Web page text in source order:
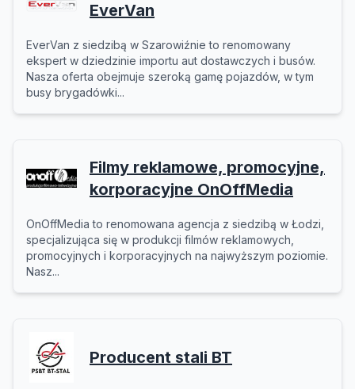
EverVan
EverVan z siedzibą w Szarowiźnie to renomowany
ekspert w dziedzinie importu aut dostawczych i busów.
Nasza oferta obejmuje szeroką gamę pojazdów, w tym
busy brygadówki...
Filmy reklamowe, promocyjne,
korporacyjne OnOffMedia
OnOffMedia to renomowana agencja z siedzibą w Łodzi,
specjalizująca się w produkcji filmów reklamowych,
promocyjnych i korporacyjnych na najwyższym poziomie.
Nasz...
Producent stali BT